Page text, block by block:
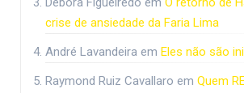
crise de ansiedade da Faria Lima
André Lavandeira em Eles não são
Raymond Ruiz Cavallaro em Quem